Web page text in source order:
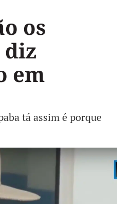
os
diz
em
tá assim é porque